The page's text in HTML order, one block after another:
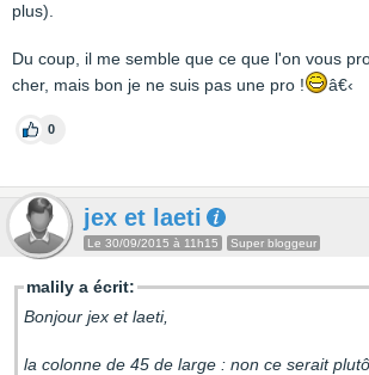
plus).
Du coup, il me semble que ce que l'on vous
cher, mais bon je ne suis pas une pro !
â€‹
0
jex et laeti
Le 30/09/2015 à 11h15 Super bloggeur
malily a écrit:
Bonjour jex et laeti,
la colonne de 45 de large : non ce serait